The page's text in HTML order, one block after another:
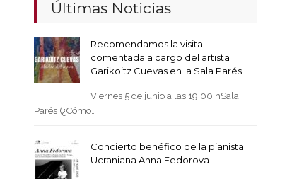
Últimas Noticias
Recomendamos la visita
comentada a cargo del artista
Garikoitz Cuevas en la Sala Parés
Viernes 5 de junio a las 19:00 hSala
Parés (¿Cómo…
Concierto benéfico de la pianista
Ucraniana Anna Fedorova